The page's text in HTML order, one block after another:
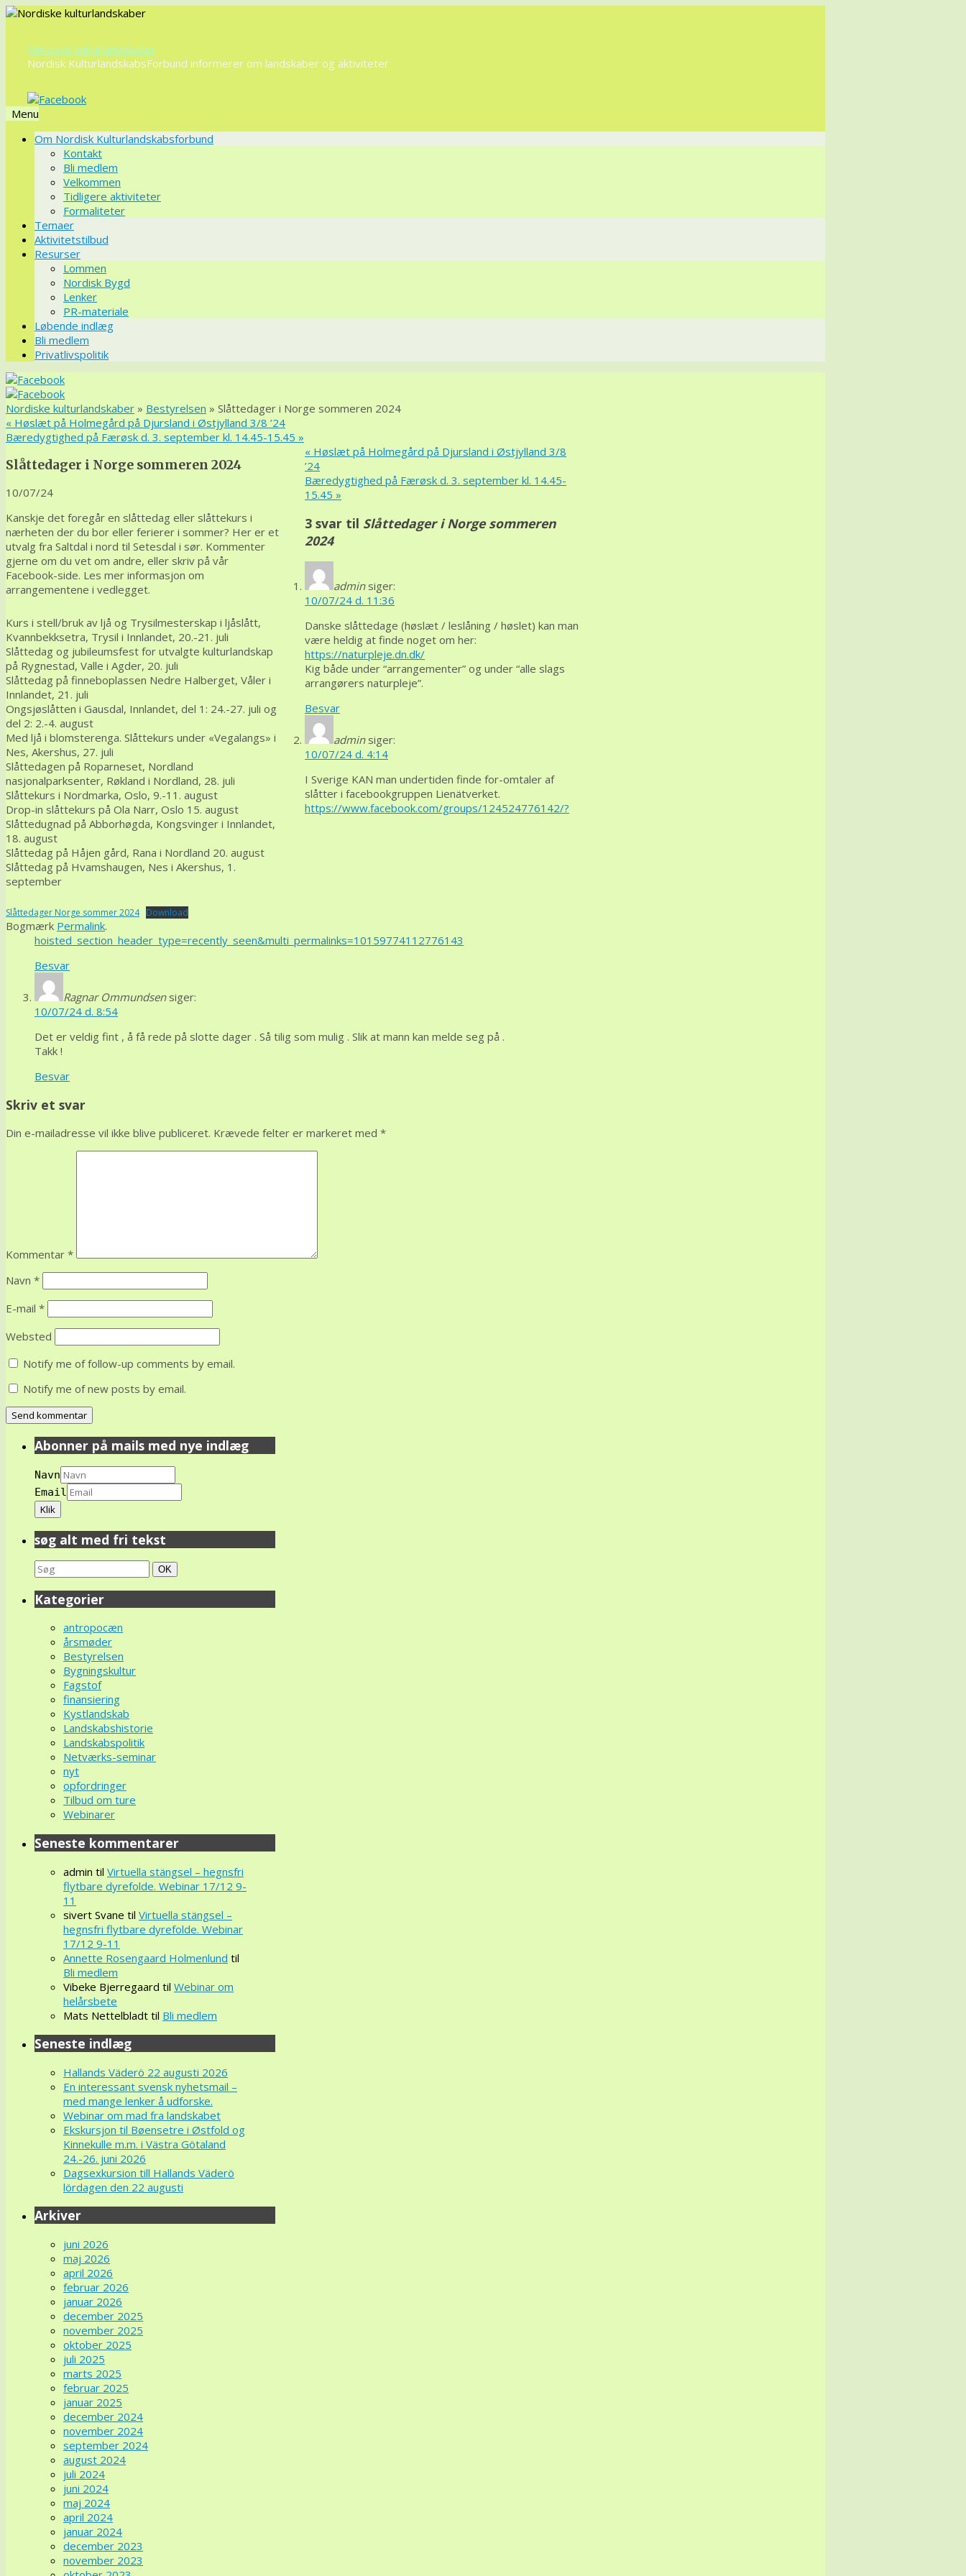
Nordiske kulturlandskaber
Nordisk KulturlandskabsForbund informerer om landskaber og aktiviteter
Menu
VidereOm Nordisk Kulturlandskabsforbund
Kontakt
Bli medlem
Velkommen
Tidligere aktiviteter
Formaliteter
Temaer
Aktivitetstilbud
Resurser
Lommen
Nordisk Bygd
Lenker
PR-materiale
Løbende indlæg
Bli medlem
Privatlivspolitik
Nordiske kulturlandskaber » Bestyrelsen » Slåttedager i Norge sommeren 2024
« Høslæt på Holmegård på Djursland i Østjylland 3/8 ’24
Bæredygtighed på Færøsk d. 3. september kl. 14.45-15.45 »
Slåttedager i Norge sommeren 2024
10/07/24
Kanskje det foregår en slåttedag eller slåttekurs i
nærheten der du bor eller ferierer i sommer? Her er et
utvalg fra Saltdal i nord til Setesdal i sør. Kommenter
gjerne om du vet om andre, eller skriv på vår
Facebook-side. Les mer informasjon om
arrangementene i vedlegget.
Kurs i stell/bruk av ljå og Trysilmesterskap i ljåslått,
Kvannbekksetra, Trysil i Innlandet, 20.-21. juli
Slåttedag og jubileumsfest for utvalgte kulturlandskap
på Rygnestad, Valle i Agder, 20. juli
Slåttedag på finneboplassen Nedre Halberget, Våler i
Innlandet, 21. juli
Ongsjøslåtten i Gausdal, Innlandet, del 1: 24.-27. juli og
del 2: 2.-4. august
Med ljå i blomsterenga. Slåttekurs under «Vegalangs» i
Nes, Akershus, 27. juli
Slåttedagen på Roparneset, Nordland
nasjonalparksenter, Røkland i Nordland, 28. juli
Slåttekurs i Nordmarka, Oslo, 9.-11. august
Drop-in slåttekurs på Ola Narr, Oslo 15. august
Slåttedugnad på Abborhøgda, Kongsvinger i Innlandet,
18. august
Slåttedag på Håjen gård, Rana i Nordland 20. august
Slåttedag på Hvamshaugen, Nes i Akershus, 1.
september
Slåttedager Norge sommer 2024 Download
Bogmærk Permalink.
« Høslæt på Holmegård på Djursland i Østjylland 3/8
’24
Bæredygtighed på Færøsk d. 3. september kl. 14.45-
15.45 »
3 svar til Slåttedager i Norge sommeren
2024
admin siger:
10/07/24 d. 11:36
Danske slåttedage (høslæt / leslåning / høslet) kan man
være heldig at finde noget om her:
https://naturpleje.dn.dk/
Kig både under “arrangementer” og under “alle slags
arrangørers naturpleje”.
Besvar
admin siger:
10/07/24 d. 4:14
I Sverige KAN man undertiden finde for-omtaler af
slåtter i facebookgruppen Lienätverket.
https://www.facebook.com/groups/124524776142/?
hoisted_section_header_type=recently_seen&multi_permalinks=10159774112776143
Besvar
Ragnar Ommundsen siger:
10/07/24 d. 8:54
Det er veldig fint , å få rede på slotte dager . Så tilig som mulig . Slik at mann kan melde seg på .
Takk !
Besvar
Skriv et svar
Din e-mailadresse vil ikke blive publiceret. Krævede felter er markeret med *
Kommentar *
Navn *
E-mail *
Websted
Notify me of follow-up comments by email.
Notify me of new posts by email.
Abonner på mails med nye indlæg
Navn
Email
søg alt med fri tekst
Search
for:
Søg
OK
Kategorier
antropocæn
årsmøder
Bestyrelsen
Bygningskultur
Fagstof
finansiering
Kystlandskab
Landskabshistorie
Landskabspolitik
Netværks-seminar
nyt
opfordringer
Tilbud om ture
Webinarer
Seneste kommentarer
admin til Virtuella stängsel – hegnsfri
flytbare dyrefolde. Webinar 17/12 9-
11
sivert Svane til Virtuella stängsel –
hegnsfri flytbare dyrefolde. Webinar
17/12 9-11
Annette Rosengaard Holmenlund til
Bli medlem
Vibeke Bjerregaard til Webinar om
helårsbete
Mats Nettelbladt til Bli medlem
Seneste indlæg
Hallands Väderö 22 augusti 2026
En interessant svensk nyhetsmail –
med mange lenker å udforske.
Webinar om mad fra landskabet
Ekskursjon til Bøensetre i Østfold og
Kinnekulle m.m. i Västra Götaland
24.-26. juni 2026
Dagsexkursion till Hallands Väderö
lördagen den 22 augusti
Arkiver
juni 2026
maj 2026
april 2026
februar 2026
januar 2026
december 2025
november 2025
oktober 2025
juli 2025
marts 2025
februar 2025
januar 2025
december 2024
november 2024
september 2024
august 2024
juli 2024
juni 2024
maj 2024
april 2024
januar 2024
december 2023
november 2023